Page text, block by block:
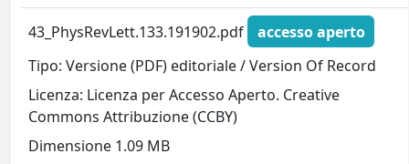
43_PhysRevLett.133.191902.pdf
accesso aperto
Tipo: Versione (PDF) editoriale / Version Of Record
Licenza: Licenza per Accesso Aperto. Creative
Commons Attribuzione (CCBY)
Dimensione 1.09 MB